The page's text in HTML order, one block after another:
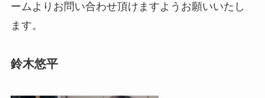
ームよりお問い合わせ頂けますようお願いいたし
ます。
鈴木悠平